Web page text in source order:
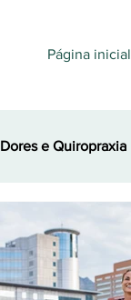
Página inicial
Dores e Quiropraxia